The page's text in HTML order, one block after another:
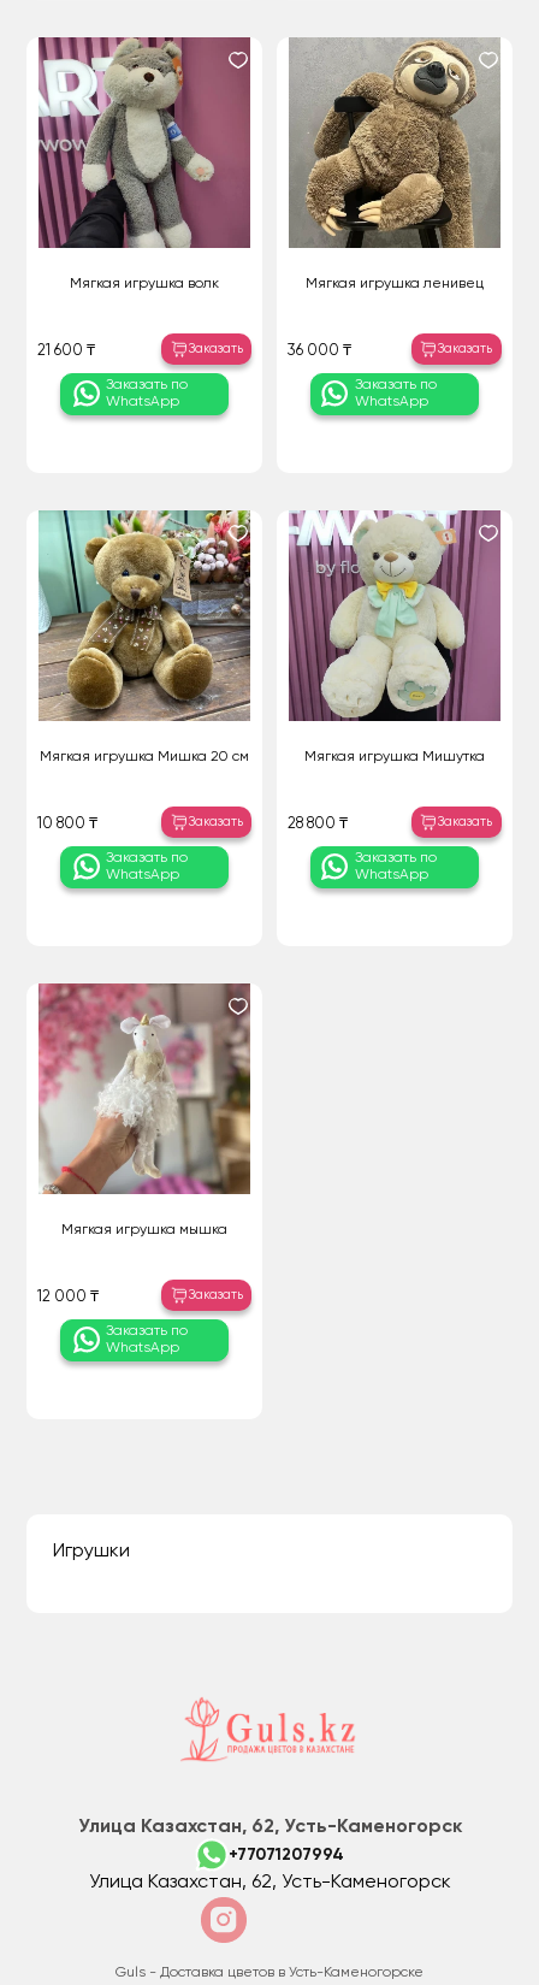
Мягкая игрушка волк
21 600 ₸ Заказать
Заказать по
WhatsApp
Мягкая игрушка ленивец
36 000 ₸ Заказать
Заказать по
WhatsApp
Мягкая игрушка Мишка 20 см
10 800 ₸ Заказать
Заказать по
WhatsApp
Мягкая игрушка Мишутка
28 800 ₸ Заказать
Заказать по
WhatsApp
Мягкая игрушка мышка
12 000 ₸ Заказать
Заказать по
WhatsApp
Игрушки
Улица Казахстан, 62, Усть-Каменогорск
+77071207994
Улица Казахстан, 62, Усть-Каменогорск
Guls - Доставка цветов в Усть-Каменогорске